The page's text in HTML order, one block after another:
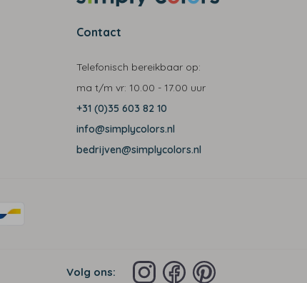
Contact
Telefonisch bereikbaar op:
ma t/m vr: 10.00 - 17.00 uur
+31 (0)35 603 82 10
info@simplycolors.nl
bedrijven@simplycolors.nl
Volg ons: